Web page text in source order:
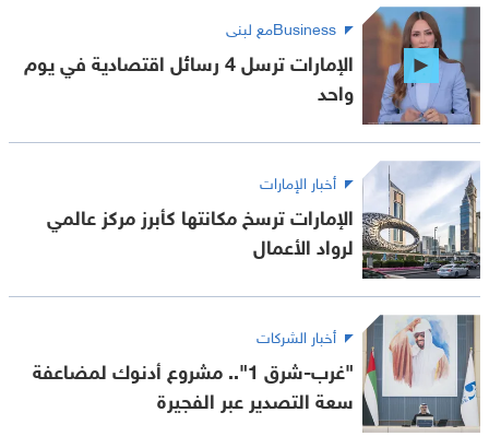
Businessمع لبنى
الإمارات ترسل 4 رسائل اقتصادية في يوم
واحد
أخبار الإمارات
الإمارات ترسخ مكانتها كأبرز مركز عالمي
لرواد الأعمال
أخبار الشركات
"غرب-شرق 1".. مشروع أدنوك لمضاعفة
سعة التصدير عبر الفجيرة